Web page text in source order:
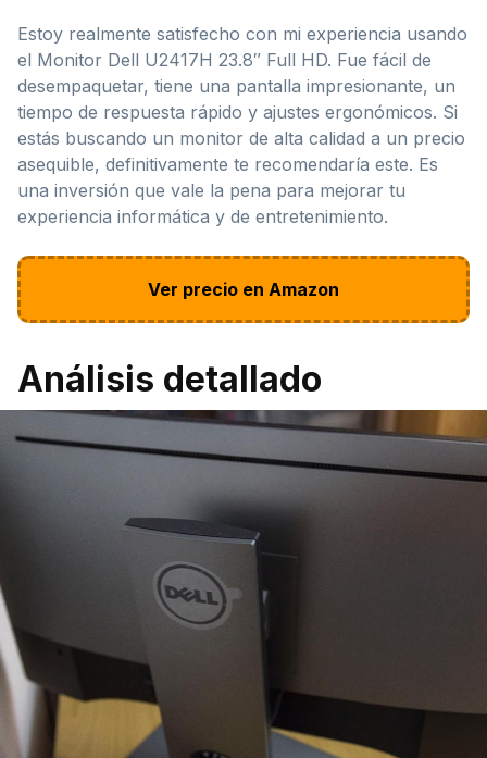
Estoy realmente satisfecho con mi experiencia usando
el Monitor Dell U2417H 23.8″ Full HD. Fue fácil de
desempaquetar, tiene una pantalla impresionante, un
tiempo de respuesta rápido y ajustes ergonómicos. Si
estás buscando un monitor de alta calidad a un precio
asequible, definitivamente te recomendaría este. Es
una inversión que vale la pena para mejorar tu
experiencia informática y de entretenimiento.
Ver precio en Amazon
Análisis detallado